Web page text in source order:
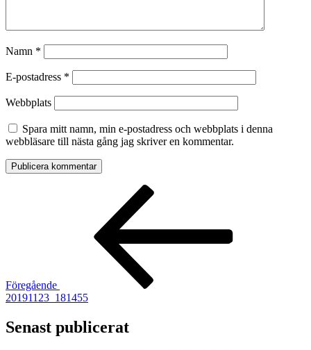
Namn *
E-postadress *
Webbplats
Spara mitt namn, min e-postadress och webbplats i denna
webbläsare till nästa gång jag skriver en kommentar.
Inläggsnavigering
Föregående
20191123_181455
Senast publicerat